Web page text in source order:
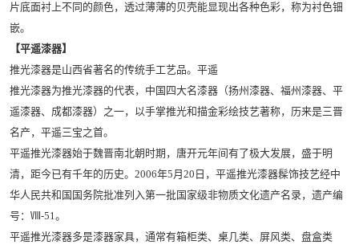
片底面衬上不同的颜色，透过薄薄的贝壳能显现出各种色彩，称为衬色钿
嵌。
【平遥漆器】
推光漆器是山西省著名的传统手工艺品。平遥
推光漆器为推光漆器的代表，中国四大名漆器（扬州漆器、福州漆器、平
遥漆器、成都漆器）之一，以手掌推光和描金彩绘技艺著称，历来是三晋
名产，平遥三宝之首。
平遥推光漆器始于魏晋南北朝时期，唐开元年间有了极大发展，盛于明
清，距今已有千年的历史。2006年5月20日，平遥推光漆器髹饰技艺经中
华人民共和国国务院批准列入第一批国家级非物质文化遗产名录，遗产编
号：Ⅷ-51。
平遥推光漆器多是漆器家具，通常有箱柜类、桌几类、屏风类、盘盒类